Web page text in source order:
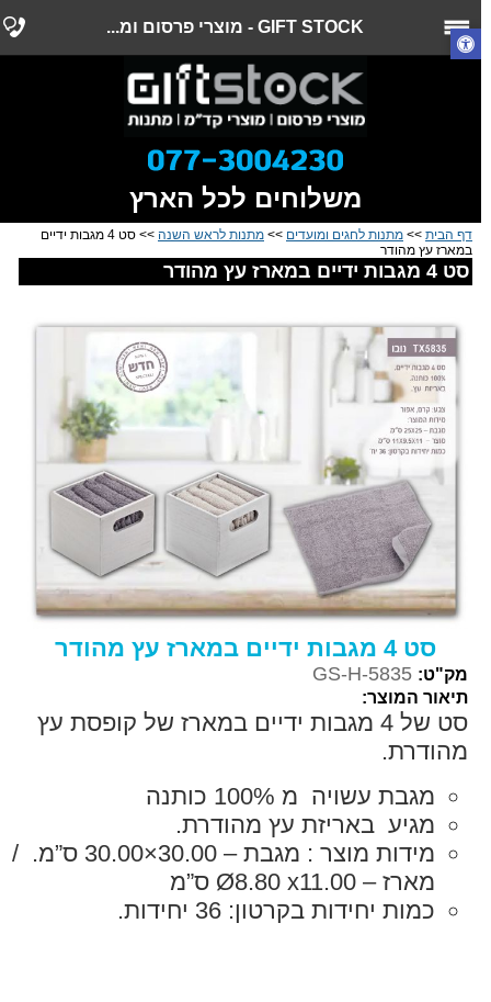
GIFT STOCK - מוצרי פרסום ומ...
משלוחים לכל הארץ
דף הבית>>מתנות לחגים ומועדים>>מתנות לראש השנה
>> סט 4 מגבות ידיים
במארז עץ מהודר
סט 4 מגבות ידיים במארז עץ מהודר
סט 4 מגבות ידיים במארז עץ מהודר
מק"ט: GS-H-5835
תיאור המוצר:
סט של 4 מגבות ידיים במארז של קופסת עץ
מהודרת.
מגבת עשויה מ 100% כותנה
מגיע באריזת עץ מהודרת.
מידות מוצר : מגבת – 30.00×30.00 ס”מ. /
מארז – Ø8.80 x11.00 ס”מ
כמות יחידות בקרטון: 36 יחידות.